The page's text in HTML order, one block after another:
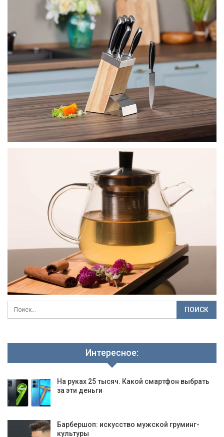
Интересное:
На руках 25 тысяч. Какой смартфон выбрать
за эти деньги
Барбершоп: искусство мужской груминг-
культуры